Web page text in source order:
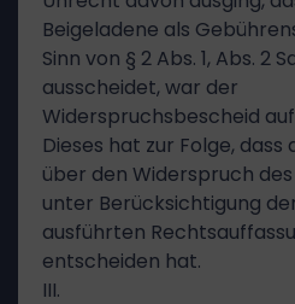
Beigeladene als
Sinn von § 2 Abs. 1, Abs. 2
ausscheidet, war der
Widerspruchsbescheid
Dieses hat zur Folge, dass
über den Widerspruch
unter Berücksichtigung
ausführten
entscheiden hat.
III.